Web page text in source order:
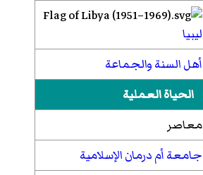
ليبيا
أهل السنة والجماعة
الحياة العملية
معاصر
جامعة أم درمان الإسلامية